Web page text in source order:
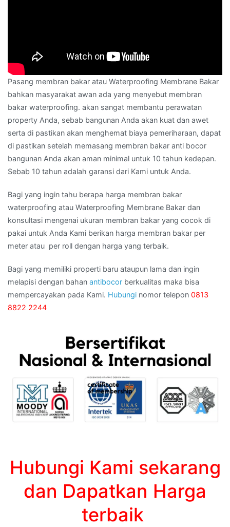
Pasang membran bakar atau Waterproofing Membrane Bakar
bahkan masyarakat awan ada yang menyebut membran
bakar waterproofing. akan sangat membantu perawatan
property Anda, sebab bangunan Anda akan kuat dan awet
serta di pastikan akan menghemat biaya pemeriharaan, dapat
di pastikan setelah memasang membran bakar anti bocor
bangunan Anda akan aman minimal untuk 10 tahun kedepan.
Sebab 10 tahun adalah garansi dari Kami untuk Anda.
Bagi yang ingin tahu berapa harga membran bakar
waterproofing atau Waterproofing Membrane Bakar dan
konsultasi mengenai ukuran membran bakar yang cocok di
pakai untuk Anda Kami berikan harga membran bakar per
meter atau per roll dengan harga yang terbaik.
Bagi yang memiliki properti baru ataupun lama dan ingin
melapisi dengan bahan antibocor berkualitas maka bisa
mempercayakan pada Kami. Hubungi nomor telepon 0813
8822 2244
Hubungi Kami sekarang
dan Dapatkan Harga
terbaik